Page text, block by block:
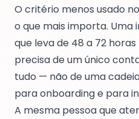
O critério menos usado
o que mais importa.
que leva de 48 a 72
precisa de um único
tudo — não de uma
para onboarding e para
A mesma pessoa que